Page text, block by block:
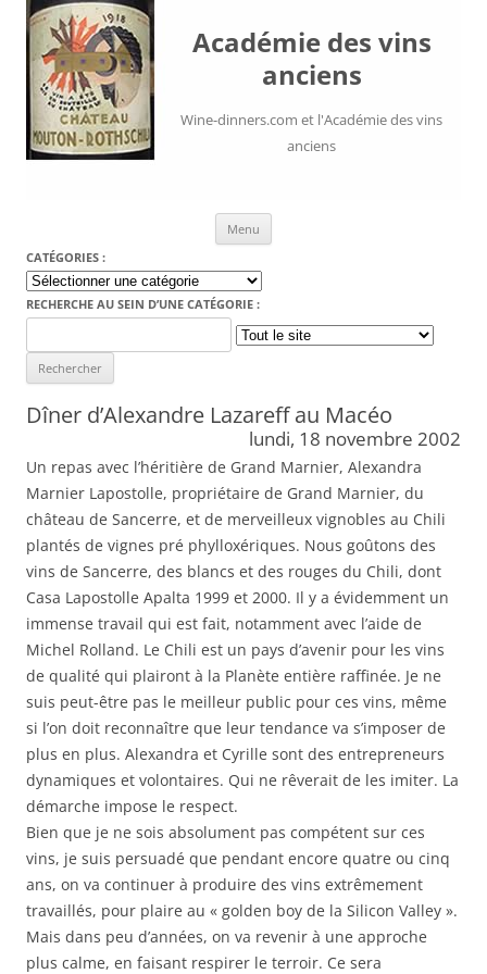
Académie des vins
anciens
Wine-dinners.com et l'Académie des vins
anciens
Menu
CATÉGORIES :
Catégories
:
RECHERCHE AU SEIN D’UNE CATÉGORIE :
for:
Dîner d’Alexandre Lazareff au Macéo
lundi, 18 novembre 2002
Un repas avec l’héritière de Grand Marnier, Alexandra
Marnier Lapostolle, propriétaire de Grand Marnier, du
château de Sancerre, et de merveilleux vignobles au Chili
plantés de vignes pré phylloxériques. Nous goûtons des
vins de Sancerre, des blancs et des rouges du Chili, dont
Casa Lapostolle Apalta 1999 et 2000. Il y a évidemment un
immense travail qui est fait, notamment avec l’aide de
Michel Rolland. Le Chili est un pays d’avenir pour les vins
de qualité qui plairont à la Planète entière raffinée. Je ne
suis peut-être pas le meilleur public pour ces vins, même
si l’on doit reconnaître que leur tendance va s’imposer de
plus en plus. Alexandra et Cyrille sont des entrepreneurs
dynamiques et volontaires. Qui ne rêverait de les imiter. La
démarche impose le respect.
Bien que je ne sois absolument pas compétent sur ces
vins, je suis persuadé que pendant encore quatre ou cinq
ans, on va continuer à produire des vins extrêmement
travaillés, pour plaire au « golden boy de la Silicon Valley ».
Mais dans peu d’années, on va revenir à une approche
plus calme, en faisant respirer le terroir. Ce sera